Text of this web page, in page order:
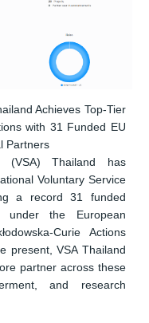
Achieves Top-Tier
with 31 Funded EU
Partners
(VSA) Thailand has
Voluntary Service
a record 31 funded
under the European
Curie Actions
present, VSA Thailand
partner across these
and research